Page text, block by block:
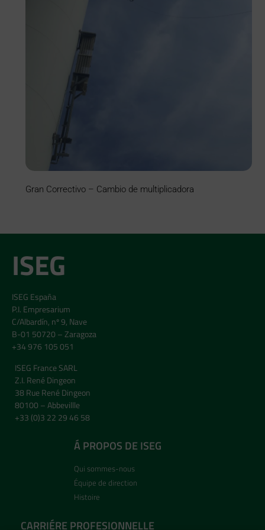
Gran Correctivo – Cambio de multiplicadora
ISEG
ISEG España
P.I. Empresarium
C/Albardín, nº 9, Nave
B-01 50720 – Zaragoza
+34 976 105 051
ISEG France SARL
Z.I. René Dingeon
38 Rue René Dingeon
80100 – Abbevillle
+33 (0)3 22 29 46 58
Á PROPOS DE ISEG
Qui sommes-nous
Équipe de direction
Histoire
CARRIÉRE PROFESIONNELLE